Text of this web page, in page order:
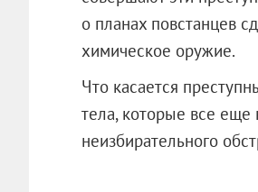
о планах повстанцев
химическое оружие.
Что касается
тела, которые все еще
неизбирательного